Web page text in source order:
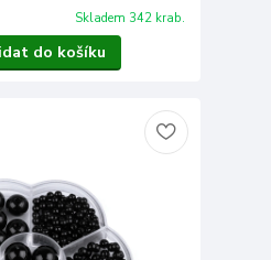
Skladem 342 krab.
do košíku